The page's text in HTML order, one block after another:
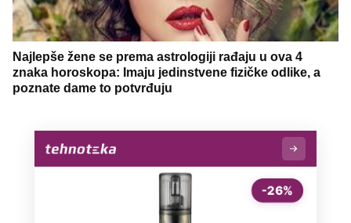
Najlepše žene se prema astrologiji rađaju u ova 4
znaka horoskopa: Imaju jedinstvene fizičke odlike, a
poznate dame to potvrđuju